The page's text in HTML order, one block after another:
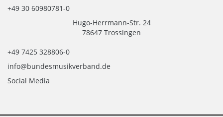
+49 30 60980781-0
Hugo-Herrmann-Str. 24
78647 Trossingen
+49 7425 328806-0
info@bundesmusikverband.de
Social Media